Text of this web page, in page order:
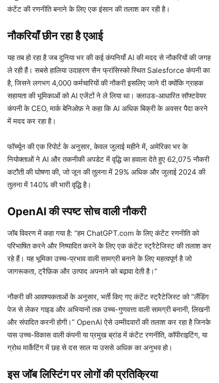
कंटेंट की रणनीति बनाने के लिए एक इंसान की तलाश कर रही है।
नौकरियाँ छीन रहा है एआई
यह तब हो रहा है जब दुनिया भर की कई कंपनियाँ AI की मदद से नौकरियों की जगह
ले रही हैं। सबसे हालिया उदाहरण सैन फ्रांसिस्को स्थित Salesforce कंपनी का
है, जिसने लगभग 4,000 कर्मचारियों की नौकरी इसलिए जाने दी क्योंकि ग्राहक
सहायता की भूमिकाओं को AI एजेंटों ने ले लिया था। क्लाउड-आधारित सॉफ्टवेयर
कंपनी के CEO, मार्क बेनिओफ़ ने कहा कि AI अधिक बिक्री के अवसर पैदा करने
में मदद कर रहा है।
फॉर्च्यून की एक रिपोर्ट के अनुसार, केवल जुलाई महीने में, अमेरिका भर के
नियोक्ताओं ने AI और तकनीकी अपडेट में वृद्धि का हवाला देते हुए 62,075 नौकरी
कटौती की घोषणा की, जो जून की तुलना में 29% अधिक और जुलाई 2024 की
तुलना में 140% की भारी वृद्धि है।
OpenAI की स्पष्ट सोच वाली नौकरी
जॉब विवरण में कहा गया है: “हम ChatGPT.com के लिए कंटेंट रणनीति को
परिभाषित करने और निष्पादित करने के लिए एक कंटेंट स्ट्रैटेजिस्ट की तलाश कर
रहे हैं। यह भूमिका उच्च-प्रभाव वाली सामग्री बनाने के लिए महत्वपूर्ण है जो
जागरूकता, ट्रैफ़िक और उत्पाद अपनाने को बढ़ावा देती है।”
नौकरी की आवश्यकताओं के अनुसार, भर्ती किए गए कंटेंट स्ट्रैटेजिस्ट को “लैंडिंग
पेज से लेकर गाइड और अभियानों तक उच्च-गुणवत्ता वाली सामग्री बनानी, लिखनी
और संपादित करनी होगी।” OpenAI ऐसे उम्मीदवारों की तलाश कर रहा है जिनके
पास उच्च-विकास वाली कंपनी या प्रमुख ब्रांड में कंटेंट रणनीति, कॉपीराइटिंग, या
ग्रोथ मार्केटिंग में छह से दस साल या उससे अधिक का अनुभव हो।
इस जॉब लिस्टिंग पर लोगों की प्रतिक्रिया